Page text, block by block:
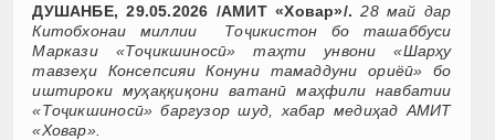
ДУШАНБЕ, 29.05.2026 /АМИТ «Ховар»/. 28 май дар
Китобхонаи миллии Тоҷикистон бо ташаббуси
Маркази «Тоҷикшиносӣ» таҳти унвони «Шарҳу
тавзеҳи Консепсияи Конуни тамаддуни ориёӣ» бо
иштироки муҳаққиқони ватанӣ маҳфили навбатии
«Тоҷикшиносӣ» баргузор шуд, хабар медиҳад АМИТ
«Ховар».